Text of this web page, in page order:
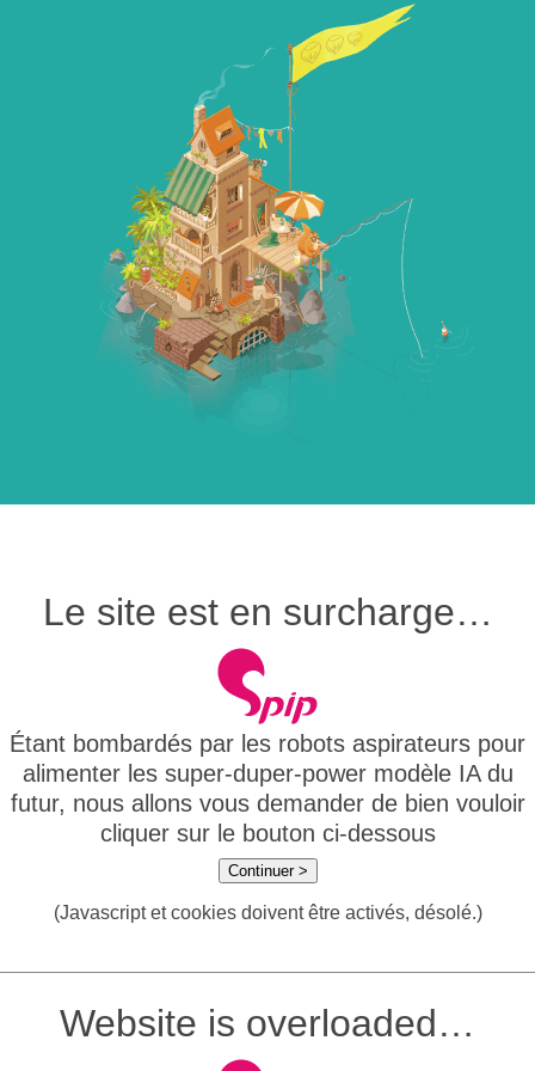
Le site est en surcharge…
Étant bombardés par les robots aspirateurs pour
alimenter les super-duper-power modèle IA du
futur, nous allons vous demander de bien vouloir
cliquer sur le bouton ci-dessous
Continuer >
(Javascript et cookies doivent être activés, désolé.)
Website is overloaded…